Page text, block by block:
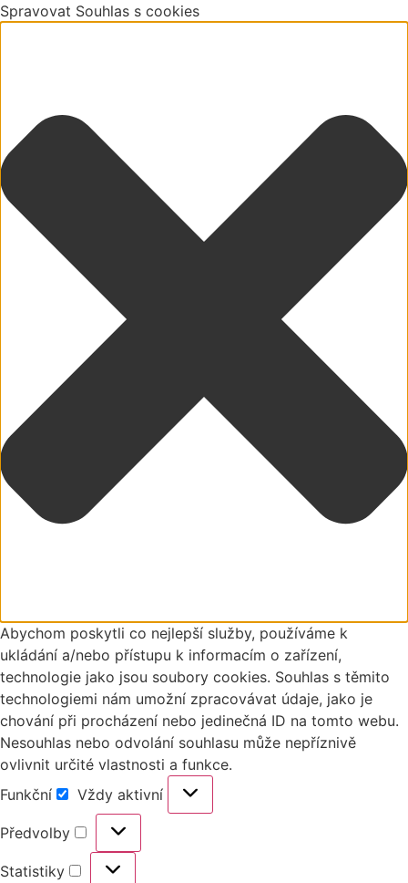
Spravovat Souhlas s cookies
Abychom poskytli co nejlepší služby, používáme k
ukládání a/nebo přístupu k informacím o zařízení,
technologie jako jsou soubory cookies. Souhlas s těmito
technologiemi nám umožní zpracovávat údaje, jako je
chování při procházení nebo jedinečná ID na tomto webu.
Nesouhlas nebo odvolání souhlasu může nepříznivě
ovlivnit určité vlastnosti a funkce.
Funkční
Vždy aktivní
Předvolby
Statistiky